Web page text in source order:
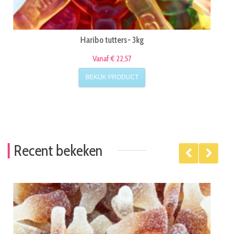
Haribo tutters- 3kg
Vanaf € 22,57
BEKIJK PRODUCT
Recent bekeken